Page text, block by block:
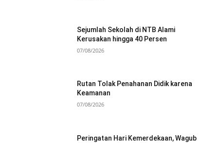
Sejumlah Sekolah di NTB Alami
Kerusakan hingga 40 Persen
07/08/2026
Rutan Tolak Penahanan Didik karena
Keamanan
07/08/2026
Peringatan Hari Kemerdekaan, Wagub